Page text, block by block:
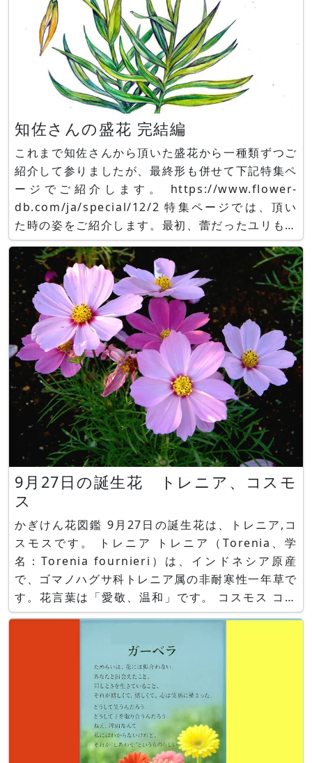
知佐さんの盛花 完結編
これまで知佐さんから頂いた盛花から一種類ずつご
紹介して参りましたが、最終形も併せて下記特集ペ
ージでご紹介します。 https://www.flower-
db.com/ja/special/12/2 特集ページでは、頂い
た時の姿をご紹介します。最初、蕾だったユリも２
輪咲き、盛り花は全て無事咲き終えました。素敵な
誕生祝、ありがとうございました。本年も良い年と
なるよう全力で頑張ります！引続き宜しくお願
9月27日の誕生花 トレニア、コスモ
ス
かぎけん花図鑑 9月27日の誕生花は、トレニア,コ
スモスです。 トレニア トレニア（Torenia、学
名：Torenia fournieri）は、インドネシア原産
で、ゴマノハグサ科トレニア属の非耐寒性一年草で
す。花言葉は「愛敬、温和」です。 コスモス コス
モス（Cosmos 、学名：Cosmos bipinnatus）
一年草です。花言葉は「調和」で